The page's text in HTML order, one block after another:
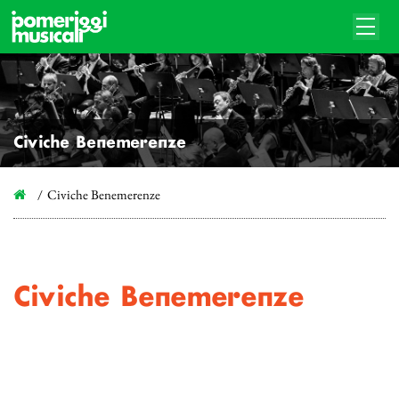
Civiche Benemerenze
Civiche Benemerenze
Civiche Benemerenze